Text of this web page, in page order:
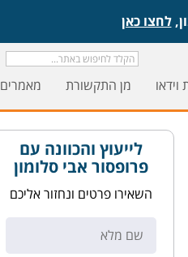
לחצו כאן
וידאו מן התקשורת מאמרים
לייעוץ והכוונה עם
פרופסור אבי סלומון
השאירו פרטים ונחזור אליכם